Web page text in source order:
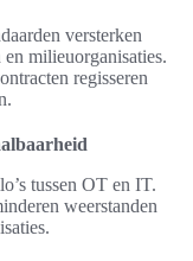
versterken
milieuorganisaties.
regisseren
tussen OT en IT.
weerstanden